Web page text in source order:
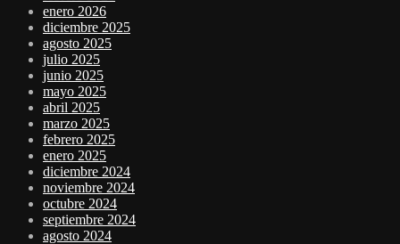
enero 2026
diciembre 2025
agosto 2025
julio 2025
junio 2025
mayo 2025
abril 2025
marzo 2025
febrero 2025
enero 2025
diciembre 2024
noviembre 2024
octubre 2024
septiembre 2024
agosto 2024